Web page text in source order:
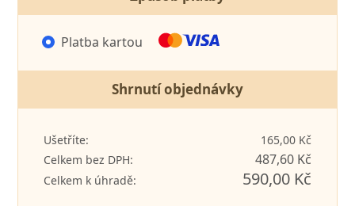
Platba kartou
Shrnutí objednávky
Ušetříte:
165,00 Kč
Celkem bez DPH:
487,60 Kč
Celkem k úhradě: 590,00 Kč